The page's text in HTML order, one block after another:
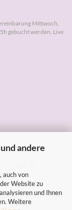
andere
auch von
Website zu
und Ihnen
Weitere
Mittwoch,
gebucht werden. Live
40 und U4